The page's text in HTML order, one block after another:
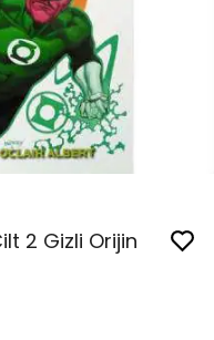
2 Gizli Orijin